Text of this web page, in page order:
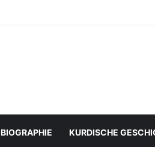
BIOGRAPHIE KURDISCHE